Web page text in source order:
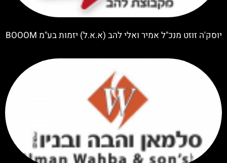
יוסק'ה זוזט מנכ"ל אמיר ואלי להב (א.א.ל) יזמות בע"מ BOOOM